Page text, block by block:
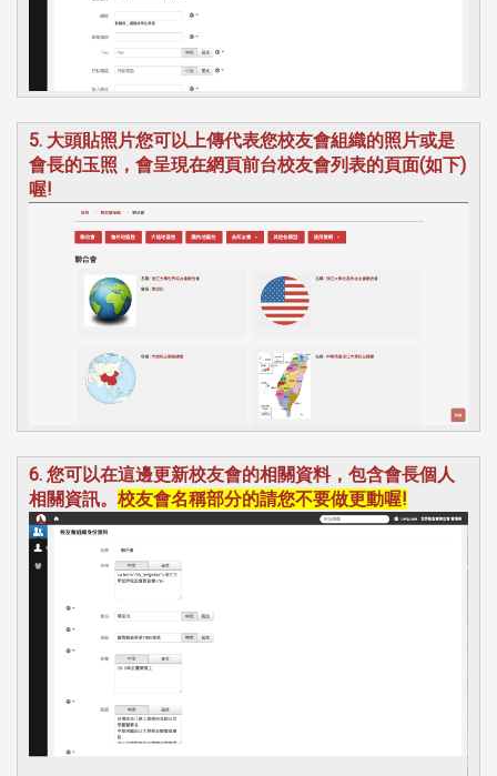
5. 大頭貼照片您可以上傳代表您校友會組織的照片或是
會長的玉照，會呈現在網頁前台校友會列表的頁面(如下)
喔!
6. 您可以在這邊更新校友會的相關資料，包含會長個人
相關資訊。 校友會名稱部分的請您不要做更動喔!